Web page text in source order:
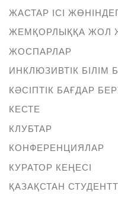
ЖАСТАР ІСІ
ЖЕМҚОРЛЫҚҚА ЖОЛ
ЖОСПАРЛАР
ИНКЛЮЗИВТІК БІЛІМ
КӘСІПТІК БАҒДАР
КЕСТЕ
КЛУБТАР
КОНФЕРЕНЦИЯЛАР
КУРАТОР КЕҢЕСІ
ҚАЗАҚСТАН